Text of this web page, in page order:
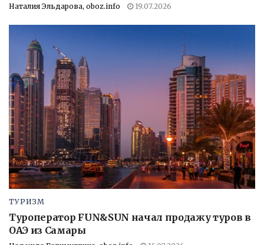
Наталия Эльдарова, oboz.info 19.07.2026
ТУРИЗМ
Туроператор FUN&SUN начал продажу туров в
ОАЭ из Самары